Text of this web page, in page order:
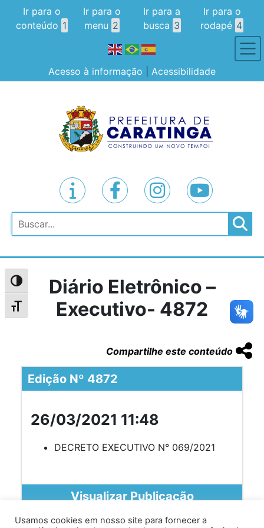
Alternar alto contraste
Alternar tamanho da fonte
Ir para o
conteúdo 1
Ir para o
menu 2
Ir para a
busca 3
Ir para o
rodapé 4
Acesso à informação Acessibilidade
Pesquisar
Diário Eletrônico –
Executivo- 4872
Compartilhe este conteúdo
Edição Nº 4872
26/03/2021 11:48
DECRETO EXECUTIVO N° 069/2021
Visualizar Publicação
Usamos cookies em nosso site para fornecer a